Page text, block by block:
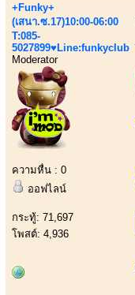
+Funky+
(เสนา.ซ.17)10:00-06:00
T:085-
5027899♥Line:funkyclub
Moderator
ความหื่น : 0
ออฟไลน์
กระทู้: 71,697
โพสต์: 4,936